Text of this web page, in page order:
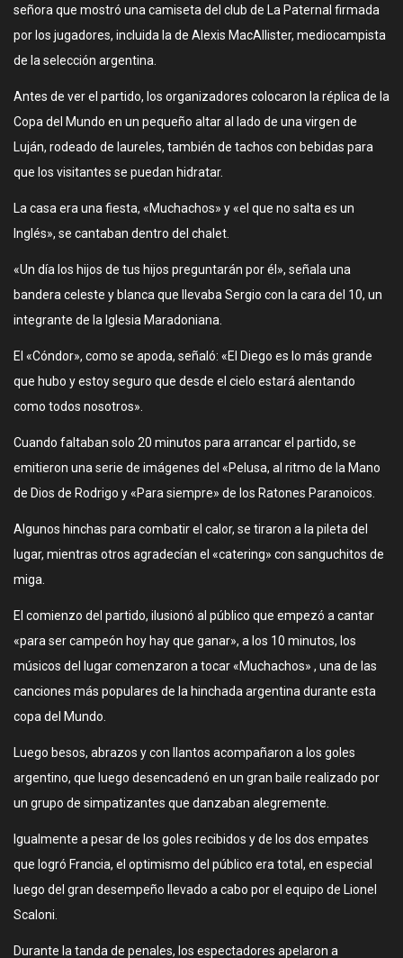
señora que mostró una camiseta del club de La Paternal firmada
por los jugadores, incluida la de Alexis MacAllister, mediocampista
de la selección argentina.
Antes de ver el partido, los organizadores colocaron la réplica de la
Copa del Mundo en un pequeño altar al lado de una virgen de
Luján, rodeado de laureles, también de tachos con bebidas para
que los visitantes se puedan hidratar.
La casa era una fiesta, «Muchachos» y «el que no salta es un
Inglés», se cantaban dentro del chalet.
«Un día los hijos de tus hijos preguntarán por él», señala una
bandera celeste y blanca que llevaba Sergio con la cara del 10, un
integrante de la Iglesia Maradoniana.
El «Cóndor», como se apoda, señaló: «El Diego es lo más grande
que hubo y estoy seguro que desde el cielo estará alentando
como todos nosotros».
Cuando faltaban solo 20 minutos para arrancar el partido, se
emitieron una serie de imágenes del «Pelusa, al ritmo de la Mano
de Dios de Rodrigo y «Para siempre» de los Ratones Paranoicos.
Algunos hinchas para combatir el calor, se tiraron a la pileta del
lugar, mientras otros agradecían el «catering» con sanguchitos de
miga.
El comienzo del partido, ilusionó al público que empezó a cantar
«para ser campeón hoy hay que ganar», a los 10 minutos, los
músicos del lugar comenzaron a tocar «Muchachos» , una de las
canciones más populares de la hinchada argentina durante esta
copa del Mundo.
Luego besos, abrazos y con llantos acompañaron a los goles
argentino, que luego desencadenó en un gran baile realizado por
un grupo de simpatizantes que danzaban alegremente.
Igualmente a pesar de los goles recibidos y de los dos empates
que logró Francia, el optimismo del público era total, en especial
luego del gran desempeño llevado a cabo por el equipo de Lionel
Scaloni.
Durante la tanda de penales, los espectadores apelaron a